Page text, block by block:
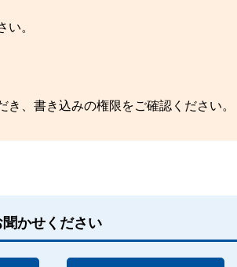
。
、書き込みの権限をご確認ください。
かせください